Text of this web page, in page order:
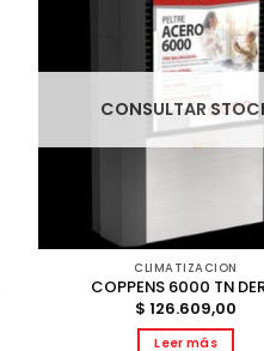
CONSULTAR
CLIMATIZACION
COPPENS 6000 TN
$ 126.609,00
Leer más